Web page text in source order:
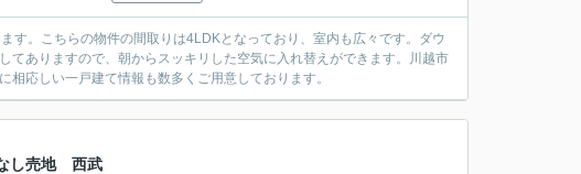
す。こちらの物件の間取りは4LDKとなっており、室内も広々です。ダウ
ありますので、朝からスッキリした空気に入れ替えができます。川越市
応しい一戸建て情報も数多くご用意しております。
し売地 西武